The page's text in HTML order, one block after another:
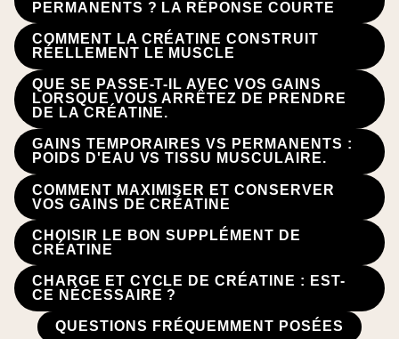
PERMANENTS ? LA RÉPONSE COURTE
COMMENT LA CRÉATINE CONSTRUIT
RÉELLEMENT LE MUSCLE
QUE SE PASSE-T-IL AVEC VOS GAINS
LORSQUE VOUS ARRÊTEZ DE PRENDRE
DE LA CRÉATINE.
GAINS TEMPORAIRES VS PERMANENTS :
POIDS D'EAU VS TISSU MUSCULAIRE.
COMMENT MAXIMISER ET CONSERVER
VOS GAINS DE CRÉATINE
CHOISIR LE BON SUPPLÉMENT DE
CRÉATINE
CHARGE ET CYCLE DE CRÉATINE : EST-
CE NÉCESSAIRE ?
QUESTIONS FRÉQUEMMENT POSÉES